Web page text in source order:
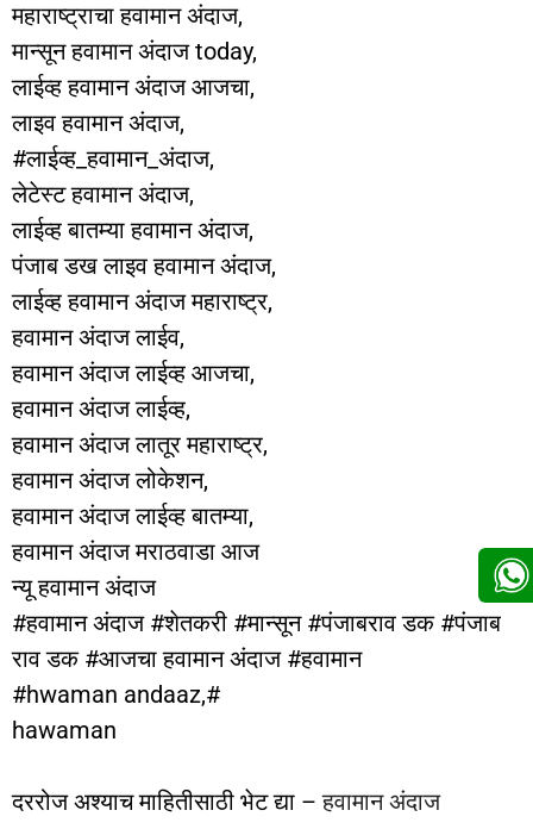
महाराष्ट्राचा हवामान अंदाज,
मान्सून हवामान अंदाज today,
लाईव्ह हवामान अंदाज आजचा,
लाइव हवामान अंदाज,
#लाईव्ह_हवामान_अंदाज,
लेटेस्ट हवामान अंदाज,
लाईव्ह बातम्या हवामान अंदाज,
पंजाब डख लाइव हवामान अंदाज,
लाईव्ह हवामान अंदाज महाराष्ट्र,
हवामान अंदाज लाईव,
हवामान अंदाज लाईव्ह आजचा,
हवामान अंदाज लाईव्ह,
हवामान अंदाज लातूर महाराष्ट्र,
हवामान अंदाज लोकेशन,
हवामान अंदाज लाईव्ह बातम्या,
हवामान अंदाज मराठवाडा आज
न्यू हवामान अंदाज
#हवामान अंदाज #शेतकरी #मान्सून #पंजाबराव डक #पंजाब
राव डक #आजचा हवामान अंदाज #हवामान
#hwaman andaaz,#
hawaman
दररोज अश्याच माहितीसाठी भेट द्या –हवामान अंदाज